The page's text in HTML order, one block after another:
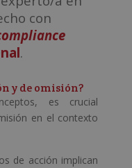
con
.
y de omisión?
es crucial
en el contexto
de acción implican